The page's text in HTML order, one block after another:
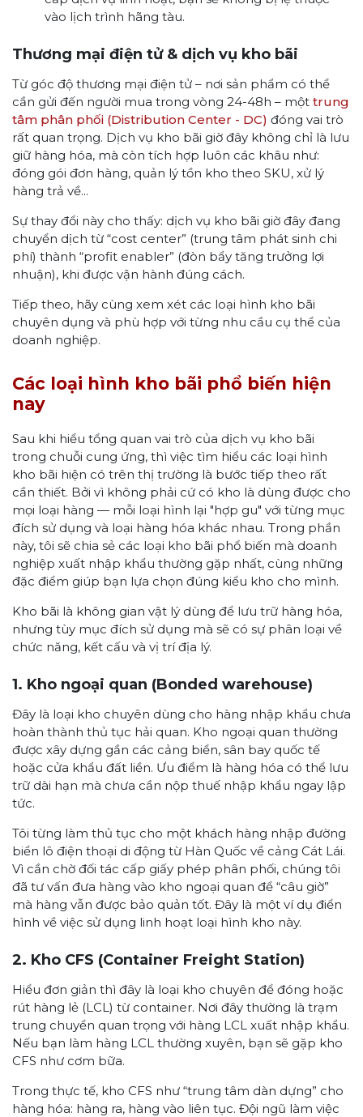
vào lịch trình hãng tàu.
Thương mại điện tử & dịch vụ kho bãi
Từ góc độ thương mại điện tử – nơi sản phẩm có thể
cần gửi đến người mua trong vòng 24-48h – một trung
tâm phân phối (Distribution Center - DC) đóng vai trò
rất quan trọng. Dịch vụ kho bãi giờ đây không chỉ là lưu
giữ hàng hóa, mà còn tích hợp luôn các khâu như:
đóng gói đơn hàng, quản lý tồn kho theo SKU, xử lý
hàng trả về...
Sự thay đổi này cho thấy: dịch vụ kho bãi giờ đây đang
chuyển dịch từ “cost center” (trung tâm phát sinh chi
phí) thành “profit enabler” (đòn bẩy tăng trưởng lợi
nhuận), khi được vận hành đúng cách.
Tiếp theo, hãy cùng xem xét các loại hình kho bãi
chuyên dụng và phù hợp với từng nhu cầu cụ thể của
doanh nghiệp.
Các loại hình kho bãi phổ biến hiện
nay
Sau khi hiểu tổng quan vai trò của dịch vụ kho bãi
trong chuỗi cung ứng, thì việc tìm hiểu các loại hình
kho bãi hiện có trên thị trường là bước tiếp theo rất
cần thiết. Bởi vì không phải cứ có kho là dùng được cho
mọi loại hàng — mỗi loại hình lại "hợp gu" với từng mục
đích sử dụng và loại hàng hóa khác nhau. Trong phần
này, tôi sẽ chia sẻ các loại kho bãi phổ biến mà doanh
nghiệp xuất nhập khẩu thường gặp nhất, cùng những
đặc điểm giúp bạn lựa chọn đúng kiểu kho cho mình.
Kho bãi là không gian vật lý dùng để lưu trữ hàng hóa,
nhưng tùy mục đích sử dụng mà sẽ có sự phân loại về
chức năng, kết cấu và vị trí địa lý.
1. Kho ngoại quan (Bonded warehouse)
Đây là loại kho chuyên dùng cho hàng nhập khẩu chưa
hoàn thành thủ tục hải quan. Kho ngoại quan thường
được xây dựng gần các cảng biển, sân bay quốc tế
hoặc cửa khẩu đất liền. Ưu điểm là hàng hóa có thể lưu
trữ dài hạn mà chưa cần nộp thuế nhập khẩu ngay lập
tức.
Tôi từng làm thủ tục cho một khách hàng nhập đường
biển lô điện thoại di động từ Hàn Quốc về cảng Cát Lái.
Vì cần chờ đối tác cấp giấy phép phân phối, chúng tôi
đã tư vấn đưa hàng vào kho ngoại quan để “câu giờ”
mà hàng vẫn được bảo quản tốt. Đây là một ví dụ điển
hình về việc sử dụng linh hoạt loại hình kho này.
2. Kho CFS (Container Freight Station)
Hiểu đơn giản thì đây là loại kho chuyên để đóng hoặc
rút hàng lẻ (LCL) từ container. Nơi đây thường là trạm
trung chuyển quan trọng với hàng LCL xuất nhập khẩu.
Nếu bạn làm hàng LCL thường xuyên, bạn sẽ gặp kho
CFS như cơm bữa.
Trong thực tế, kho CFS như “trung tâm dàn dựng” cho
hàng hóa: hàng ra, hàng vào liên tục. Đội ngũ làm việc